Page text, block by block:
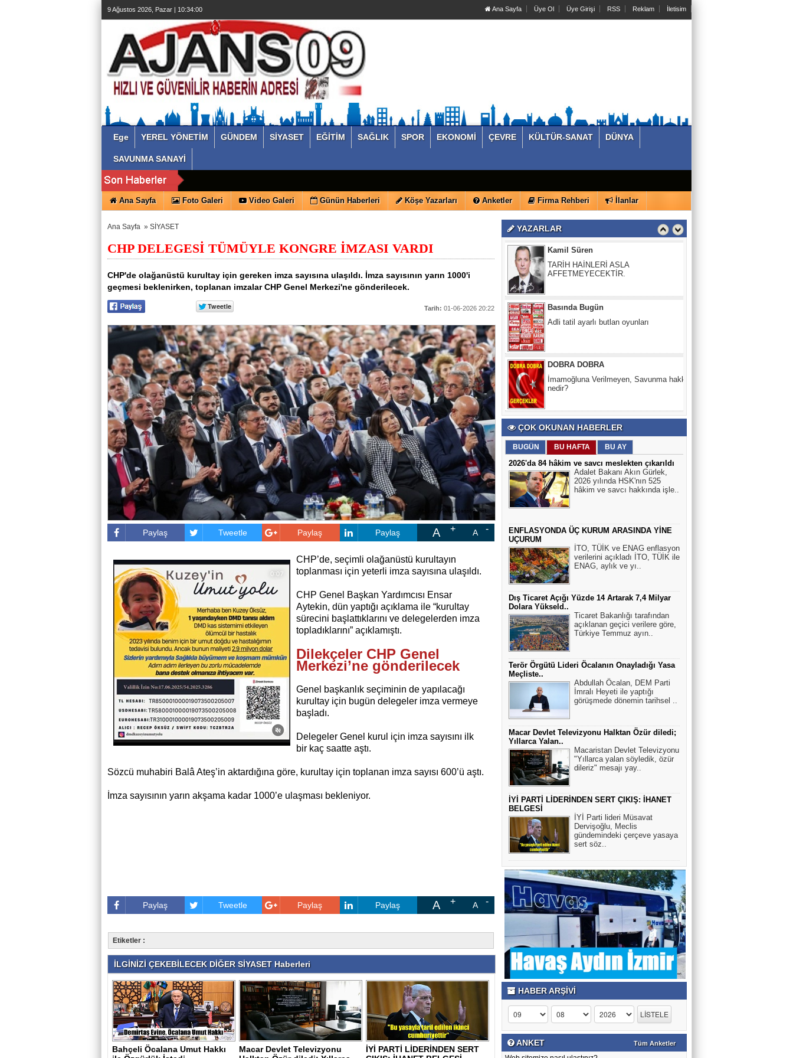
9 Ağustos 2026, Pazar | 10:34:01 Ana Sayfa Üye Ol Üye Girişi RSS Reklam İletisim
Ege YEREL YÖNETİM GÜNDEM SİYASET EĞİTİM SAĞLIK SPOR EKONOMİ ÇEVRE KÜLTÜR-SANAT DÜNYA
SAVUNMA SANAYİ
Ana Sayfa Foto Galeri Video Galeri Günün Haberleri Köşe Yazarları Anketler Firma Rehberi İlanlar
Ana Sayfa » SİYASET
CHP DELEGESİ TÜMÜYLE KONGRE İMZASI VARDI
CHP'de olağanüstü kurultay için gereken imza sayısına ulaşıldı. İmza sayısının yarın 1000'i
geçmesi beklenirken, toplanan imzalar CHP Genel Merkezi'ne gönderilecek.
Tarih: 01-06-2026 20:22
Paylaş Tweetle Paylaş Paylaş A A
CHP’de, seçimli olağanüstü kurultayın
toplanması için yeterli imza sayısına ulaşıldı.
CHP Genel Başkan Yardımcısı Ensar
Aytekin, dün yaptığı açıklama ile “kurultay
sürecini başlattıklarını ve delegelerden imza
topladıklarını” açıklamıştı.
Dilekçeler CHP Genel
Merkezi’ne gönderilecek
Genel başkanlık seçiminin de yapılacağı
kurultay için bugün delegeler imza vermeye
başladı.
Delegeler Genel kurul için imza sayısını ilk
bir kaç saatte aştı.
Sözcü muhabiri Balâ Ateş’in aktardığına göre, kurultay için toplanan imza sayısı 600’ü aştı.
İmza sayısının yarın akşama kadar 1000’e ulaşması bekleniyor.
Paylaş Tweetle Paylaş Paylaş A A
Etiketler :
İLGİNİZİ ÇEKEBİLECEK DİĞER SİYASET Haberleri
Bahçeli Öcalana Umut Hakkı
Macar Devlet Televizyonu
İYİ PARTİ LİDERİNDEN SERT
YAZARLAR
Bir gece yatıp kalktık…. Türk Ordusu
yok…
Allah utandırmasın!
Kamil Süren
TARİH HAİNLERİ ASLA
AFFETMEYECEKTİR.
Basında Bugün
DOBRA DOBRA
nedir?
HASAN KUMRAL
Yeşil Köşe
Nükleer neden enerji krizinin çözümü
olamaz?
Nesibe Ersöz
Asım Us
Bandırma" vapuru normal rotasında
gitseydi, batırılacaktı.
Hasan Efe
ÇAĞRI....
Tanklar meskûn mahal savaşında
zorunlu olmadıkça kullanılmaz.
Sırlar Dünyası
KIZIL SAÇLI YABANCI VE CENGİZ
HAN’IN KAYIP SOYU
Engelsiz Köşe
Az gören bireyler için gözlük üretildi
Selin Esen Güneş
HULUSİ KAZANDERE
BU NECİP VE AZİZ MİLLETİN
GENLERİ İLE OYNAMAYIN.
YILMAZ ACER
BİLMEMİZ GEREKİR!!
Veli Tiryaki
Trump Netanyahu kaybetti, Sayelerinde
ÇOK OKUNAN HABERLER
BUGÜN BU HAFTA BU AY
2026'da 84 hâkim ve savcı meslekten çıkarıldı
Adalet Bakanı Akın Gürlek,
2026 yılında HSK'nın 525
hâkim ve savcı hakkında işle..
ENFLASYONDA ÜÇ KURUM ARASINDA YİNE
UÇURUM
İTO, TÜİK ve ENAG enflasyon
verilerini açıkladı İTO, TÜİK ile
ENAG, aylık ve yı..
Dış Ticaret Açığı Yüzde 14 Artarak 7,4 Milyar
Dolara Yükseld..
Ticaret Bakanlığı tarafından
açıklanan geçici verilere göre,
Türkiye Temmuz ayın..
Terör Örgütü Lideri Öcalanın Onayladığı Yasa
Meçliste..
Abdullah Öcalan, DEM Parti
İmralı Heyeti ile yaptığı
görüşmede dönemin tarihsel ..
Macar Devlet Televizyonu Halktan Özür diledi;
Yıllarca Yalan..
Macaristan Devlet Televizyonu
"Yıllarca yalan söyledik, özür
dileriz" mesajı yay..
İYİ PARTİ LİDERİNDEN SERT ÇIKIŞ: İHANET
BELGESİ
İYİ Parti lideri Müsavat
Dervişoğlu, Meclis
gündemindeki çerçeve yasaya
sert söz..
HABER ARŞİVİ
ANKET Tüm Anketler